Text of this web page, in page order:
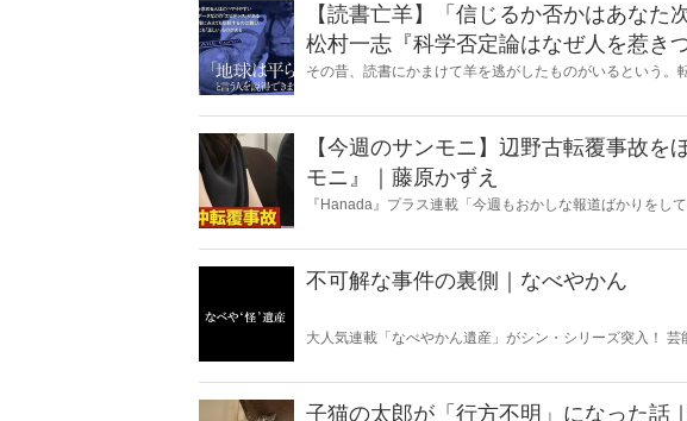
【読書亡羊】「信じるか否かはあな
松村一志『科学否定論はなぜ人を惹き
麻衣子
その昔、読書にかまけて羊を逃がしたものがいるという
とに夢中になること」を指す四字熟語になった。だが時
【今週のサンモニ】辺野古転覆事故
モニ』｜藤原かずえ
『Hanada』プラス連載「今週もおかしな報道ばかりをし
不可解な事件の裏側｜なべやかん
大人気連載「なべやかん遺産」がシン・シリーズ突入！
スピリチュアルな話題が大好きな芸人・なべやかんが蒐
子猫の太郎が「行方不明」になった話